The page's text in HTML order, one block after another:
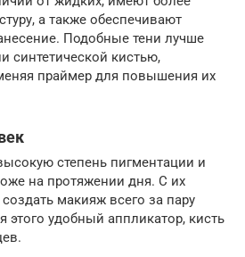
а также обеспечивают
Подобные тени лучше
синтетической кистью,
праймер для повышения их
степень пигментации и
на протяжении дня. С их
макияж всего за пару
этого удобный аппликатор, кисть